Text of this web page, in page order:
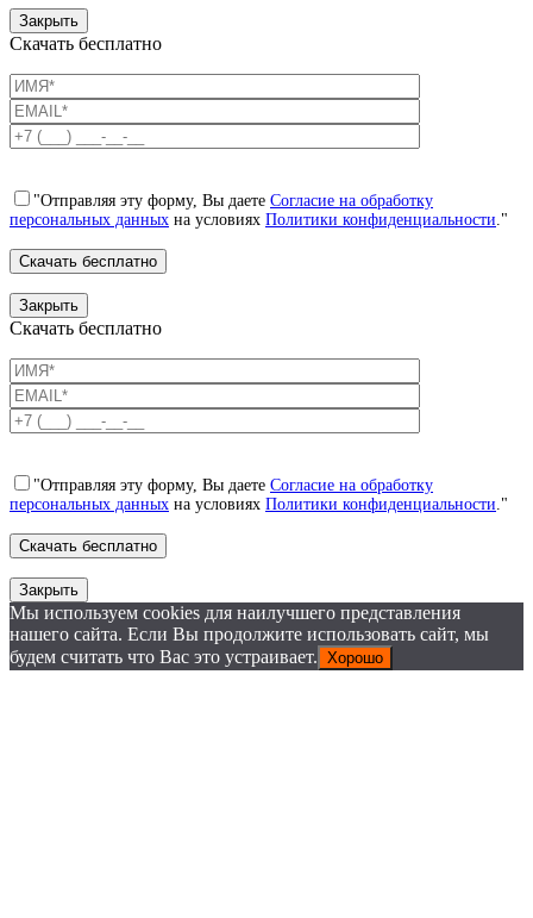
Закрыть
Скачать бесплатно
"Отправляя эту форму, Вы даете Согласие на обработку
персональных данных на условиях Политики конфиденциальности ."
Закрыть
Скачать бесплатно
"Отправляя эту форму, Вы даете Согласие на обработку
персональных данных на условиях Политики конфиденциальности ."
Закрыть
Мы используем cookies для наилучшего представления
нашего сайта. Если Вы продолжите использовать сайт, мы
будем считать что Вас это устраивает. Хорошо